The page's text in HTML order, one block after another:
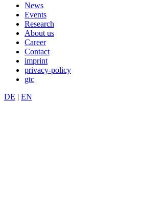
News
Events
Research
About us
Career
Contact
imprint
privacy-policy
gtc
DE | EN